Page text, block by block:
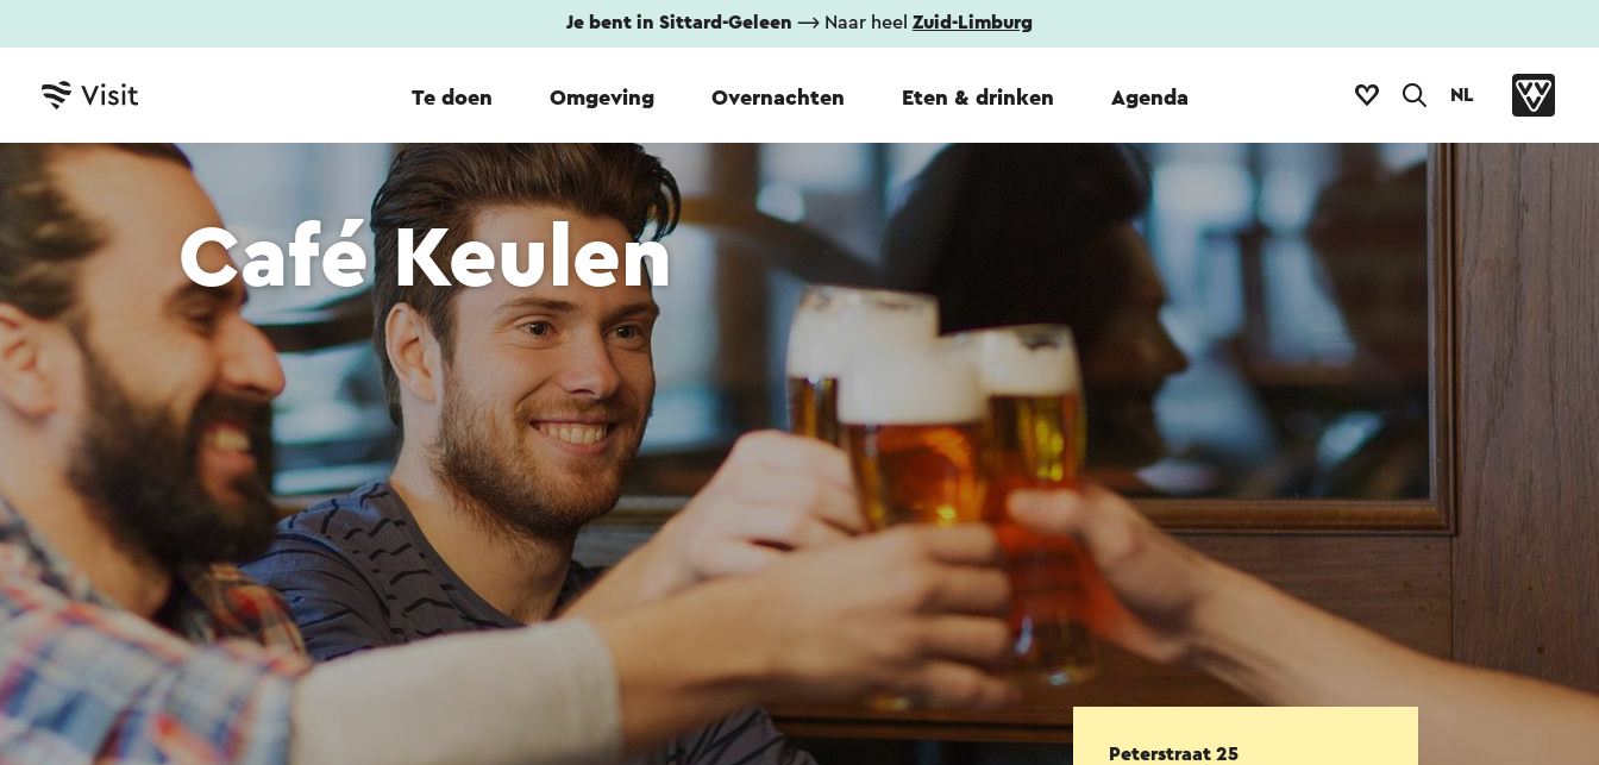
Je bent in Sittard-Geleen ⟶ Naar heel Zuid-Limburg
Te doen Omgeving Overnachten Eten & drinken Agenda NL
Café Keulen
Peterstraat 25